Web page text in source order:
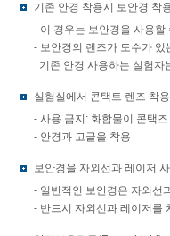
기존 안경 착용시 보안경 착
- 이 경우는 보안경을 사용
- 보안경의 렌즈가 도수가
기존 안경 사용하는 실험자
실험실에서 콘택트 렌즈 착
- 사용 금지: 화합물이 콘택
- 안경과 고글을 착용
보안경을 자외선과 레이저
- 일반적인 보안경은 자외선
- 반드시 자외선과 레이저를